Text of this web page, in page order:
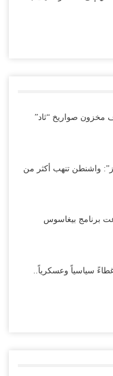
الوطن” المتمركز
بعد…
عدن.. هل بدأت المناطق
بأهم مناطق النفط..
العسكري..!
أزمة المحاصصة
السعودية تصفي أبرز
مخزون صواريخ “ثاد”
واشنطن تنهب أكثر من
برنامج بيغاسوس
سياسياً وعسكرياً..